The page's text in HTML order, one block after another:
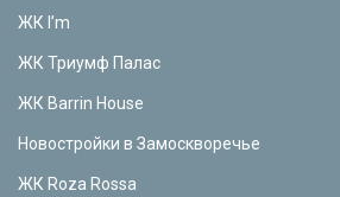
ЖК I’m
ЖК Триумф Палас
ЖК Barrin House
Новостройки в Замоскворечье
ЖК Roza Rossa